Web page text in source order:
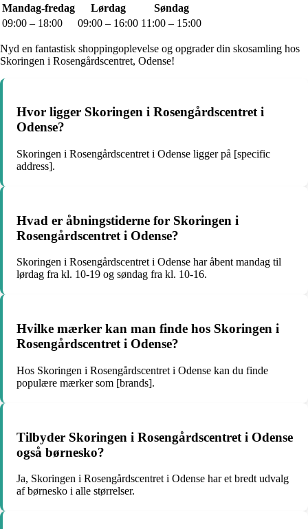
Mandag-fredag Lørdag
Søndag
09:00 – 18:00
09:00 – 16:00 11:00 – 15:00
Nyd en fantastisk shoppingoplevelse og opgrader din skosamling hos
Skoringen i Rosengårdscentret, Odense!
Hvor ligger Skoringen i Rosengårdscentret i
Odense?
Skoringen i Rosengårdscentret i Odense ligger på [specific
address].
Hvad er åbningstiderne for Skoringen i
Rosengårdscentret i Odense?
Skoringen i Rosengårdscentret i Odense har åbent mandag til
lørdag fra kl. 10-19 og søndag fra kl. 10-16.
Hvilke mærker kan man finde hos Skoringen i
Rosengårdscentret i Odense?
Hos Skoringen i Rosengårdscentret i Odense kan du finde
populære mærker som [brands].
Tilbyder Skoringen i Rosengårdscentret i Odense
også børnesko?
Ja, Skoringen i Rosengårdscentret i Odense har et bredt udvalg
af børnesko i alle størrelser.